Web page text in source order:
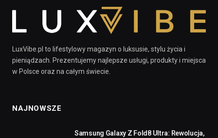
LuxVibe.pl to lifestylowy magazyn o luksusie, stylu życia i
pieniądzach. Prezentujemy najlepsze usługi, produkty i miejsca
w Polsce oraz na całym świecie.
NAJNOWSZE
Samsung Galaxy Z Fold8 Ultra: Rewolucja,